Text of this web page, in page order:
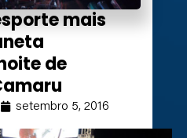
mais
de
setembro 5, 2016